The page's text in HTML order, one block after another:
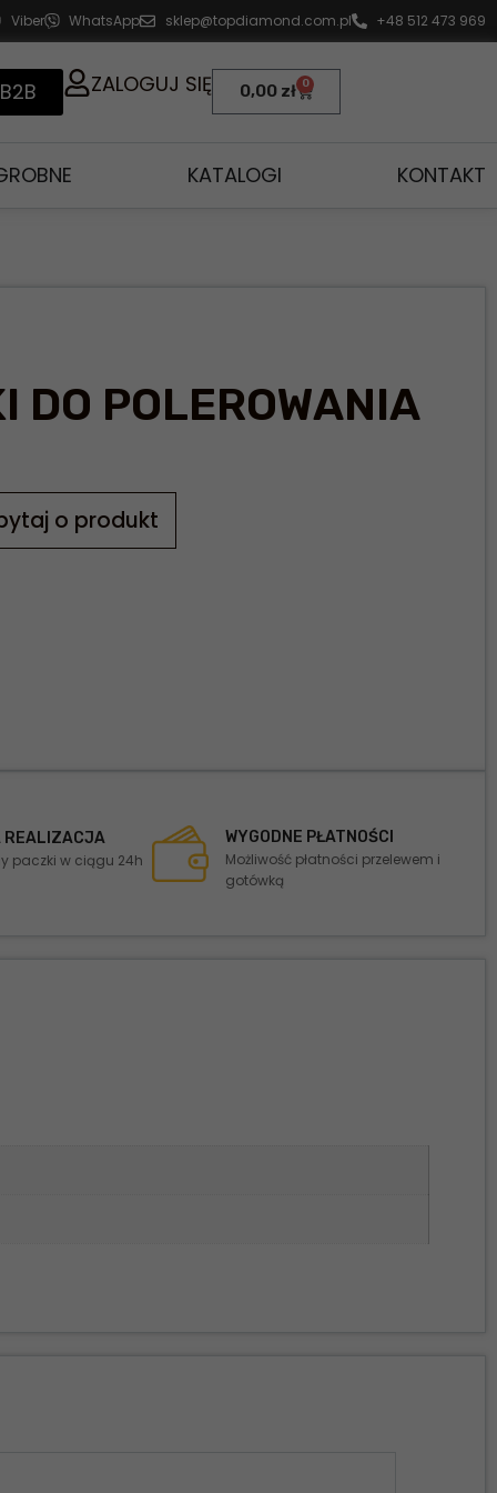
Viber WhatsApp sklep@topdiamond.com.pl +48 512 473 969
ZALOGUJ SIĘ 0,00 zł 0
KATALOGI KONTAKT
DO POLEROWANIA
o produkt
REALIZACJA
paczki w ciągu 24h
WYGODNE PŁATNOŚCI
Możliwość płatności przelewem i
gotówką